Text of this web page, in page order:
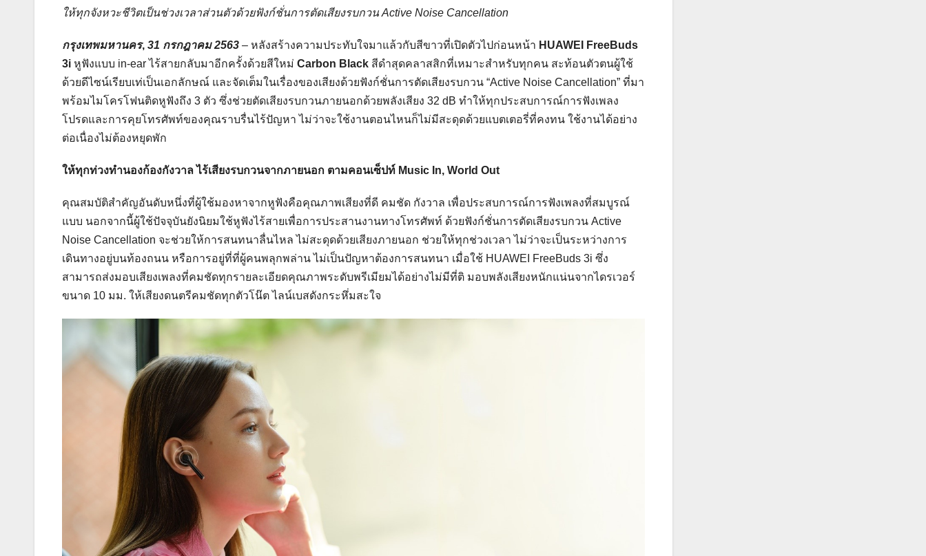
ให้ทุกจังหวะชีวิตเป็นช่วงเวลาส่วนตัวด้วยฟังก์ชั่นการตัดเสียงรบกวน Active Noise Cancellation
กรุงเทพมหานคร, 31 กรกฎาคม 2563 – หลังสร้างความประทับใจมาแล้วกับสีขาวที่เปิดตัวไปก่อนหน้า HUAWEI FreeBuds
3i หูฟังแบบ in-ear ไร้สายกลับมาอีกครั้งด้วยสีใหม่ Carbon Black สีดำสุดคลาสสิกที่เหมาะสำหรับทุกคน สะท้อนตัวตนผู้ใช้
ด้วยดีไซน์เรียบเท่เป็นเอกลักษณ์ และจัดเต็มในเรื่องของเสียงด้วยฟังก์ชั่นการตัดเสียงรบกวน “Active Noise Cancellation” ที่มา
พร้อมไมโครโฟนติดหูฟังถึง 3 ตัว ซึ่งช่วยตัดเสียงรบกวนภายนอกด้วยพลังเสียง 32 dB ทำให้ทุกประสบการณ์การฟังเพลง
โปรดและการคุยโทรศัพท์ของคุณราบรื่นไร้ปัญหา ไม่ว่าจะใช้งานตอนไหนก็ไม่มีสะดุดด้วยแบตเตอรี่ที่คงทน ใช้งานได้อย่าง
ต่อเนื่องไม่ต้องหยุดพัก
ให้ทุกท่วงทำนองก้องกังวาล ไร้เสียงรบกวนจากภายนอก ตามคอนเซ็ปท์ Music In, World Out
คุณสมบัติสำคัญอันดับหนึ่งที่ผู้ใช้มองหาจากหูฟังคือคุณภาพเสียงที่ดี คมชัด กังวาล เพื่อประสบการณ์การฟังเพลงที่สมบูรณ์
แบบ นอกจากนี้ผู้ใช้ปัจจุบันยังนิยมใช้หูฟังไร้สายเพื่อการประสานงานทางโทรศัพท์ ด้วยฟังก์ชั่นการตัดเสียงรบกวน Active
Noise Cancellation จะช่วยให้การสนทนาลื่นไหล ไม่สะดุดด้วยเสียงภายนอก ช่วยให้ทุกช่วงเวลา ไม่ว่าจะเป็นระหว่างการ
เดินทางอยู่บนท้องถนน หรือการอยู่ที่ที่ผู้คนพลุกพล่าน ไม่เป็นปัญหาต้องการสนทนา เมื่อใช้ HUAWEI FreeBuds 3i ซึ่ง
สามารถส่งมอบเสียงเพลงที่คมชัดทุกรายละเอียดคุณภาพระดับพรีเมียมได้อย่างไม่มีที่ติ มอบพลังเสียงหนักแน่นจากไดรเวอร์
ขนาด 10 มม. ให้เสียงดนตรีคมชัดทุกตัวโน๊ต ไลน์เบสดังกระหึ่มสะใจ